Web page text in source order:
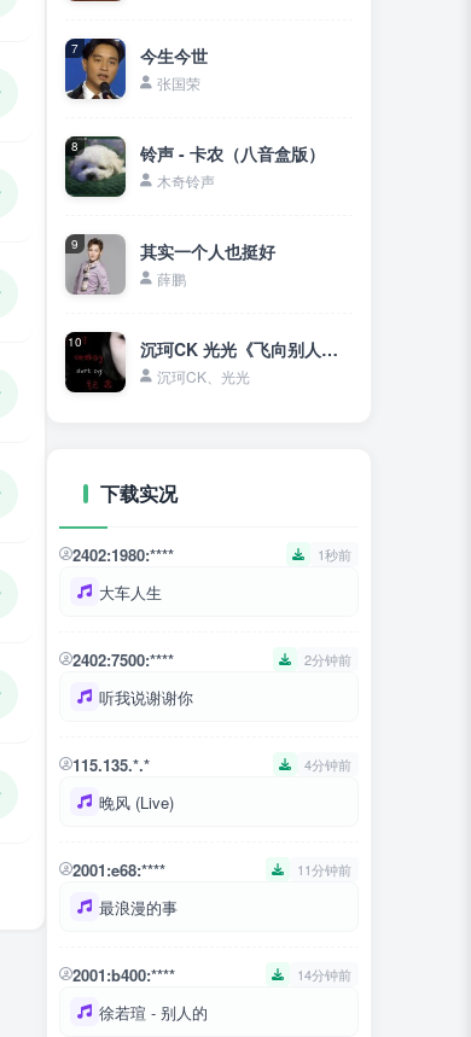
7 今生今世
张国荣
8 铃声 - 卡农（八音盒版）
木奇铃声
9 其实一个人也挺好
薛鹏
10 沉珂CK 光光《飞向别人的床》无损
沉珂CK、光光
下载实况
2402:1980:**** 1秒前
大车人生
2402:7500:**** 2分钟前
听我说谢谢你
115.135.*.* 4分钟前
晚风 (Live)
2001:e68:**** 11分钟前
最浪漫的事
2001:b400:**** 14分钟前
徐若瑄 - 别人的